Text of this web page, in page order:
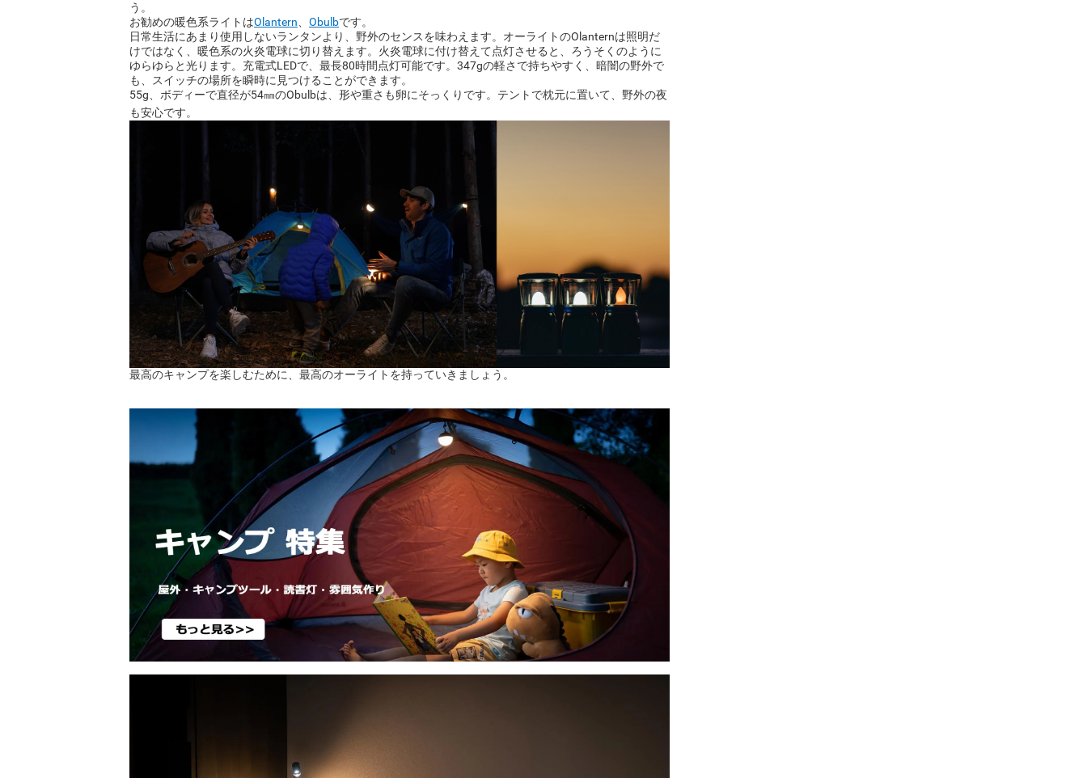
う。
お勧めの暖色系ライトはOlantern 、Obulbです。
日常生活にあまり使用しないランタンより、野外のセンスを味わえます。オーライトのOlanternは照明だ
けではなく、暖色系の火炎電球に切り替えます。火炎電球に付け替えて点灯させると、ろうそくのように
ゆらゆらと光ります。充電式LEDで、最長80時間点灯可能です。347gの軽さで持ちやすく、暗闇の野外で
も、スイッチの場所を瞬時に見つけることができます。
55g、ボディーで直径が54㎜のObulbは、形や重さも卵にそっくりです。テントで枕元に置いて、野外の夜
も安心です。
最高のキャンプを楽しむために、最高のオーライトを持っていきましょう。